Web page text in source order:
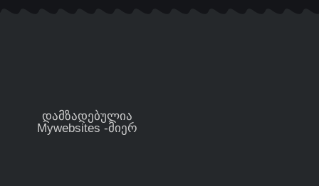
დამზადებულია
Mywebsites -მიერ